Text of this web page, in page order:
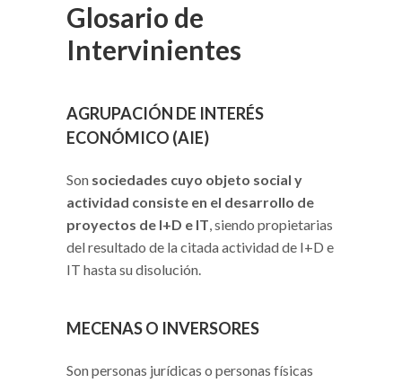
Glosario de
Intervinientes
AGRUPACIÓN DE INTERÉS
ECONÓMICO (AIE)
Son sociedades cuyo objeto social y
actividad consiste en el desarrollo de
proyectos de I+D e IT, siendo propietarias
del resultado de la citada actividad de I+D e
IT hasta su disolución.
MECENAS O INVERSORES
Son personas jurídicas o personas físicas